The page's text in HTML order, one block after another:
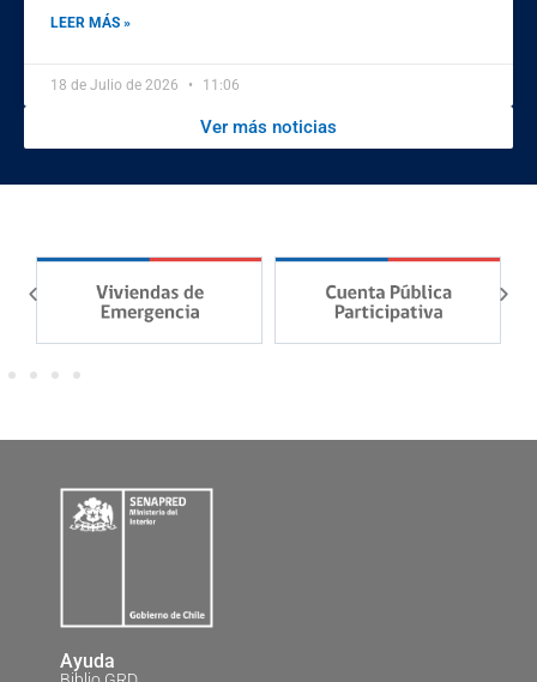
LEER MÁS »
18 de Julio de 2026 11:06
Ver más noticias
Ayuda